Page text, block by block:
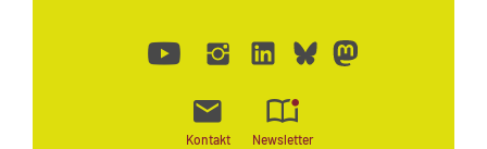
Kontakt Newsletter